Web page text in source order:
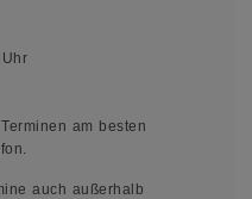
am besten
auch außerhalb